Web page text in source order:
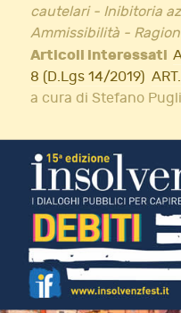
cautelari - Inibitoria
Ammissibilità -
Articoli interessati
8 (D.Lgs 14/2019)
a cura di Stefano